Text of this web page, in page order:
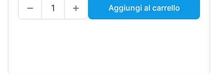
Aggiungi al carrello